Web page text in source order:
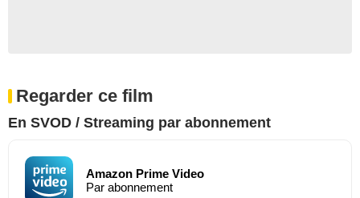
Regarder ce film
En SVOD / Streaming par abonnement
Amazon Prime Video
Par abonnement